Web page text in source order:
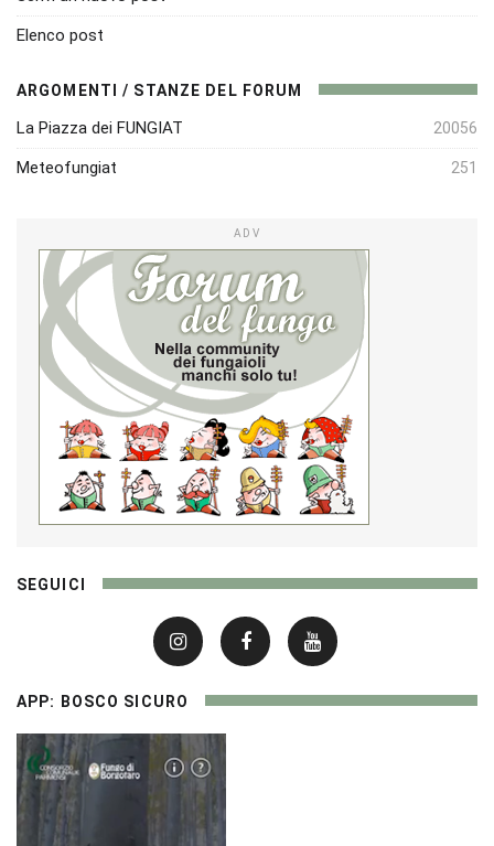
Elenco post
ARGOMENTI / STANZE DEL FORUM
La Piazza dei FUNGIAT 20056
Meteofungiat 251
ADV
SEGUICI
APP: BOSCO SICURO